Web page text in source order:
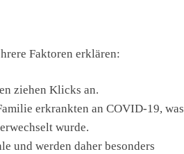
Faktoren erklären:
ziehen Klicks an.
erkrankten an COVID-19, was
wurde.
und werden daher besonders